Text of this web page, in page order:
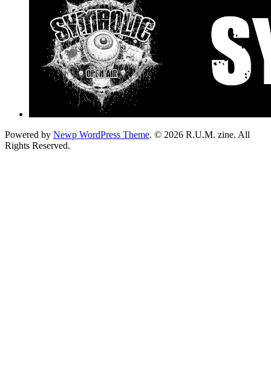
Powered by Newp WordPress Theme. © 2026 R.U.M. zine. All
Rights Reserved.